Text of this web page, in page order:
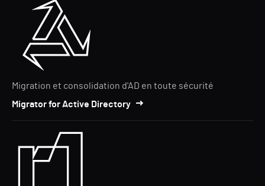
Migration et consolidation d'AD en toute sécurité
Migrator for Active Directory